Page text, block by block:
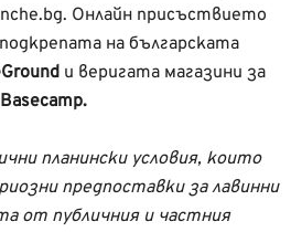
Онлайн присъствието
на българската
и веригата магазини за
Basecamp.
планински условия, които
предпоставки за лавинни
от публичния и частния